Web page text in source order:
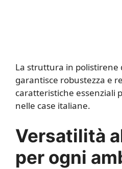
La struttura in polistirene
garantisce robustezza e
caratteristiche essenziali
nelle case italiane.
Versatilità
per ogni